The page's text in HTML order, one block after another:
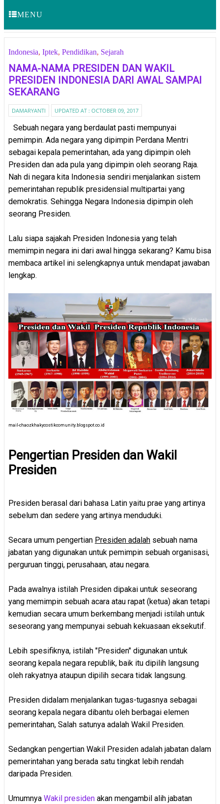
MENU
Indonesia, Iptek, Pendidikan, Sejarah
NAMA-NAMA PRESIDEN DAN WAKIL
PRESIDEN INDONESIA DARI AWAL SAMPAI
SEKARANG
DAMARYANTI UPDATED AT : OCTOBER 09, 2017
Sebuah negara yang berdaulat pasti mempunyai
pemimpin. Ada negara yang dipimpin Perdana Mentri
sebagai kepala pemerintahan, ada yang dipimpin oleh
Presiden dan ada pula yang dipimpin oleh seorang Raja.
Nah di negara kita Indonesia sendiri menjalankan sistem
pemerintahan republik presidensial multipartai yang
demokratis. Sehingga Negara Indonesia dipimpin oleh
seorang Presiden.
Lalu siapa sajakah Presiden Indonesia yang telah
memimpin negara ini dari awal hingga sekarang? Kamu bisa
membaca artikel ini selengkapnya untuk mendapat jawaban
lengkap.
mail-chaozkhakycostikcomunity.blogspot.co.id
Pengertian Presiden dan Wakil
Presiden
Presiden berasal dari bahasa Latin yaitu prae yang artinya
sebelum dan sedere yang artinya menduduki.
Secara umum pengertian Presiden adalah sebuah nama
jabatan yang digunakan untuk pemimpin sebuah organisasi,
perguruan tinggi, perusahaan, atau negara.
Pada awalnya istilah Presiden dipakai untuk seseorang
yang memimpin sebuah acara atau rapat (ketua) akan tetapi
kemudian secara umum berkembang menjadi istilah untuk
seseorang yang mempunyai sebuah kekuasaan eksekutif.
Lebih spesifiknya, istilah "Presiden" digunakan untuk
seorang kepala negara republik, baik itu dipilih langsung
oleh rakyatnya ataupun dipilih secara tidak langsung.
Presiden didalam menjalankan tugas-tugasnya sebagai
seorang kepala negara dibantu oleh berbagai elemen
pemerintahan, Salah satunya adalah Wakil Presiden.
Sedangkan pengertian Wakil Presiden adalah jabatan dalam
pemerintahan yang berada satu tingkat lebih rendah
daripada Presiden.
Umumnya Wakil presiden akan mengambil alih jabatan